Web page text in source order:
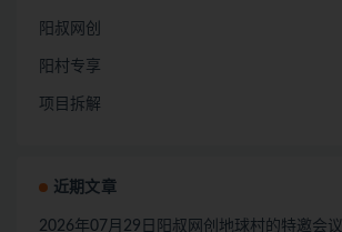
阳叔网创
阳村专享
项目拆解
近期文章
2026年07月29日阳叔网创地球村的特邀会议